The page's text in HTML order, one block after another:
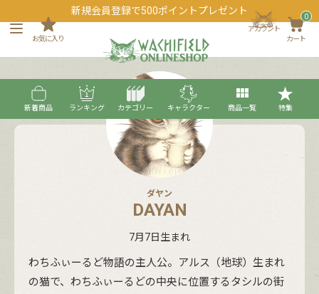
新規会員登録で500ポイントプレゼント
お気に入り
アカウント
カート
0
新着商品 ランキング カテゴリー キャラクター 商品一覧 特集
ダヤン
DAYAN
7月7日生まれ
わちふぃーるど物語の主人公。アルス（地球）生まれ
の猫で、わちふぃーるどの中央に位置するタシルの街